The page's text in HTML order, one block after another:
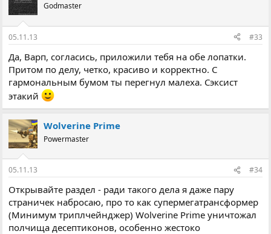
Godmaster
05.11.13 #33
Да, Варп, согласись, приложили тебя на обе лопатки.
Притом по делу, четко, красиво и корректно. С
гармональным бумом ты перегнул малеха. Сэксист
этакий
Wolverine Prime
Powermaster
05.11.13 #34
Открывайте раздел - ради такого дела я даже пару
страничек набросаю, про то как супермегатрансформер
(Минимум триплчейнджер) Wolverine Prime уничтожал
полчища десептиконов, особенно жестоко